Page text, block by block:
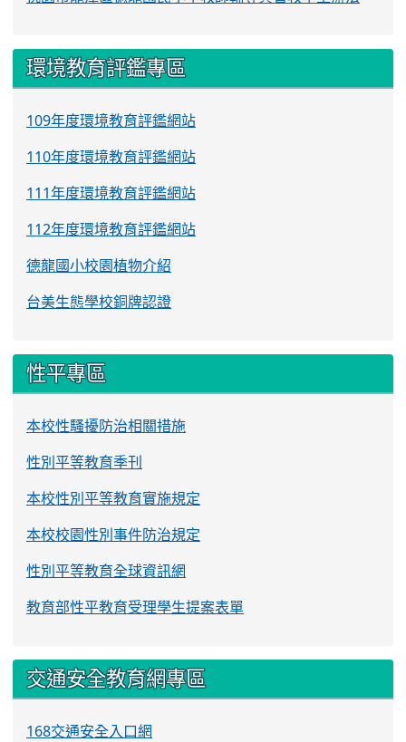
環境教育評鑑專區
109年度環境教育評鑑網站
110年度環境教育評鑑網站
111年度環境教育評鑑網站
112年度環境教育評鑑網站
德龍國小校園植物介紹
台美生態學校銅牌認證
性平專區
本校性騷擾防治相關措施
性別平等教育季刊
本校性別平等教育實施規定
本校校園性別事件防治規定
性別平等教育全球資訊網
教育部性平教育受理學生提案表單
交通安全教育網專區
168交通安全入口網